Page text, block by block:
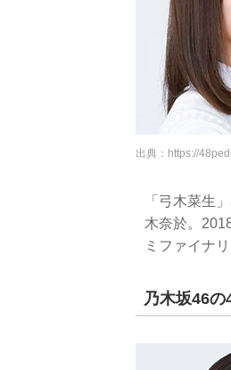
出典： https://
「弓木菜生
木奈於。
ミファイナ
乃木坂46の